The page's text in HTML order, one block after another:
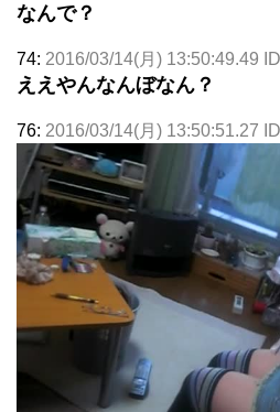
なんで？
74: 2016/03/14(月) 13:50:49.49
ええやんなんぼなん？
76: 2016/03/14(月) 13:50:51.27